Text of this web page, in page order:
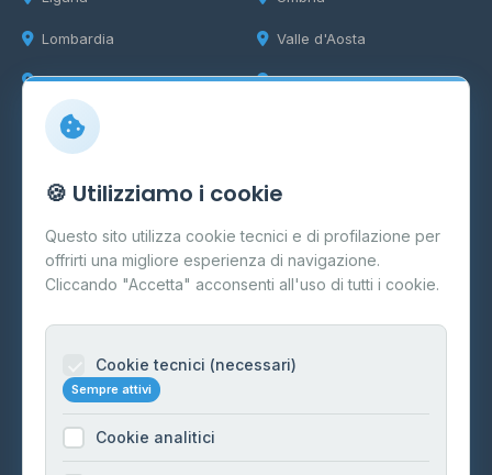
Lombardia
Marche
Valle d'Aosta
Veneto
Info
Cos'è il GPL
FAQ
Contatti
Informazioni legali
Cookie Policy
🍪 Utilizziamo i cookie
Questo sito utilizza cookie tecnici e di profilazione per
offrirti una migliore esperienza di navigazione.
Cliccando "Accetta" acconsenti all'uso di tutti i cookie.
Cookie tecnici (necessari)
Sempre attivi
Cookie analitici